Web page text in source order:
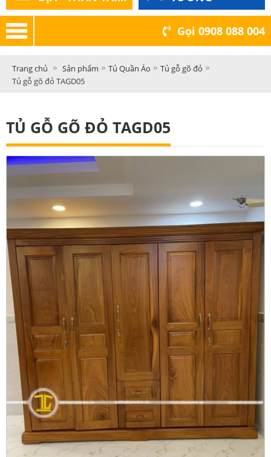
GỖ
Gọi 0908 088 004
Trang chủ Sản phẩm Tủ Quần Áo
Tủ gỗ gõ đỏ
Tủ gỗ gõ đỏ TAGD05
TỦ GỖ GÕ ĐỎ TAGD05